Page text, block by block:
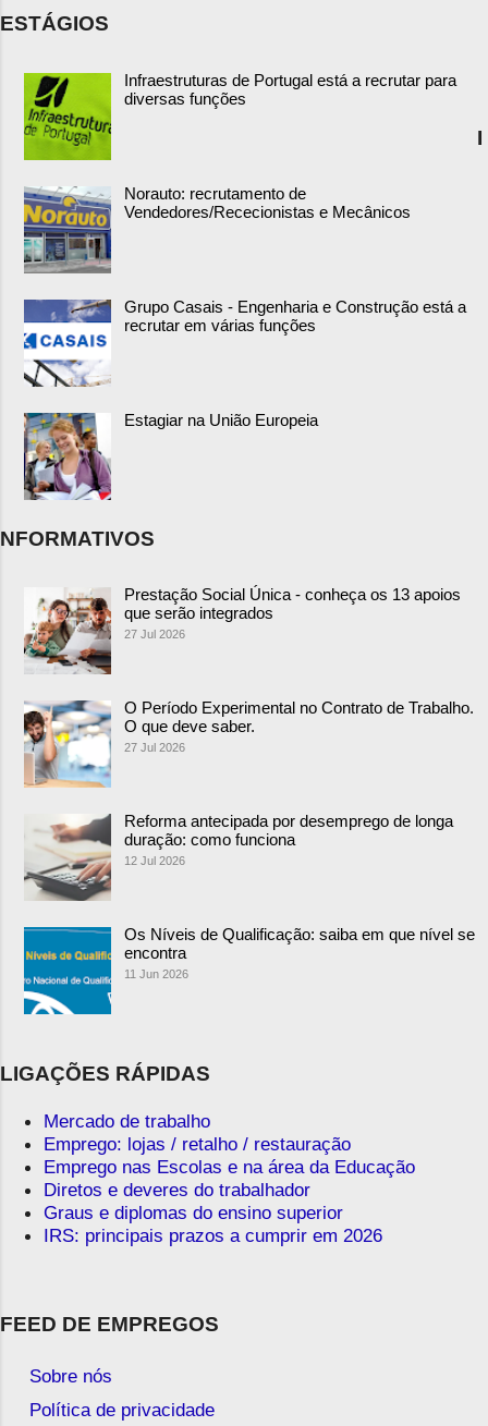
ESTÁGIOS
Infraestruturas de Portugal está a recrutar para
diversas funções
Norauto: recrutamento de
Vendedores/Rececionistas e Mecânicos
Grupo Casais - Engenharia e Construção está a
recrutar em várias funções
Estagiar na União Europeia
I
NFORMATIVOS
Prestação Social Única - conheça os 13 apoios
que serão integrados
27 Jul 2026
O Período Experimental no Contrato de Trabalho.
O que deve saber.
27 Jul 2026
Reforma antecipada por desemprego de longa
duração: como funciona
12 Jul 2026
Os Níveis de Qualificação: saiba em que nível se
encontra
11 Jun 2026
LIGAÇÕES RÁPIDAS
Mercado de trabalho
Emprego: lojas / retalho / restauração
Emprego nas Escolas e na área da Educação
Diretos e deveres do trabalhador
Graus e diplomas do ensino superior
IRS: principais prazos a cumprir em 2026
FEED DE EMPREGOS
Sobre nós
Política de privacidade